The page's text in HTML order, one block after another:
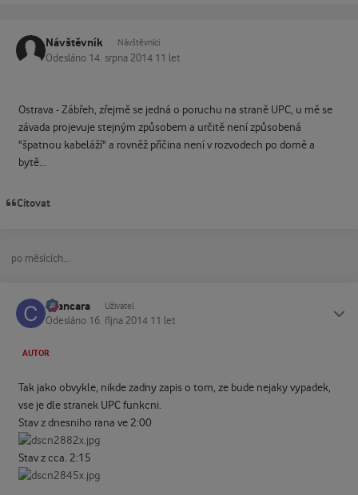
Návštěvník Návštěvníci
Odesláno 14. srpna 2014 11 let
Ostrava - Zábřeh, zřejmě se jedná o poruchu na straně UPC, u mě se
závada projevuje stejným způsobem a určitě není způsobená
"špatnou kabeláží" a rovněž příčina není v rozvodech po domě a
bytě...
Citovat
po měsících...
cvancara Uživatel
Odesláno 16. října 2014 11 let
AUTOR
Tak jako obvykle, nikde zadny zapis o tom, ze bude nejaky vypadek,
vse je dle stranek UPC funkcni.
Stav z dnesniho rana ve 2:00
Stav z cca. 2:15